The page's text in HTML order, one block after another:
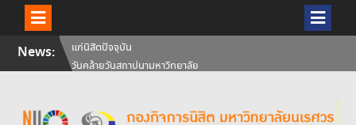
SkipNews:
วันคล้ายวันสถาปนามหาวิทยาลัย
นเรศวร ครบรอบ 36 ปี 29
สัมภาษณ์นิสิตเพื่อพิจารณาเข้ารับ